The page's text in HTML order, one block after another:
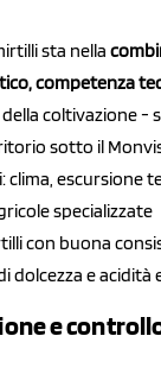
sta nella
competenza
della coltivazione -
sotto il
escursione
specializzate
con buona
dolcezza e acidità
e